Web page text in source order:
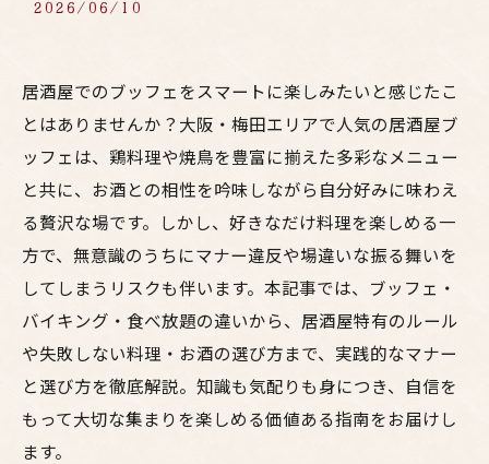
2026/06/10
居酒屋でのブッフェをスマートに楽しみたいと感じたこ
とはありませんか？大阪・梅田エリアで人気の居酒屋ブ
ッフェは、鶏料理や焼鳥を豊富に揃えた多彩なメニュー
と共に、お酒との相性を吟味しながら自分好みに味わえ
る贅沢な場です。しかし、好きなだけ料理を楽しめる一
方で、無意識のうちにマナー違反や場違いな振る舞いを
してしまうリスクも伴います。本記事では、ブッフェ・
バイキング・食べ放題の違いから、居酒屋特有のルール
や失敗しない料理・お酒の選び方まで、実践的なマナー
と選び方を徹底解説。知識も気配りも身につき、自信を
もって大切な集まりを楽しめる価値ある指南をお届けし
ます。